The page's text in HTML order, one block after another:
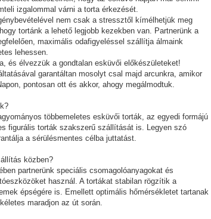
izgalommal várni a torta érkezését.
nem csak a stressztől kímélhetjük meg
tortánk a lehető legjobb kezekben van. Partnerünk a
maximális odafigyeléssel szállítja álmaink
lehessen.
és élvezzük a gondtalan esküvői előkészületeket!
garantáltan mosolyt csal majd arcunkra, amikor
pontosan ott és akkor, ahogy megálmodtuk.
többemeletes esküvői torták, az egyedi formájú
figurális torták szakszerű szállítását is. Legyen szó
a sérülésmentes célba juttatást.
közben?
partnerünk speciális csomagolóanyagokat és
használ. A tortákat stabilan rögzítik a
épségére is. Emellett optimális hőmérsékletet tartanak
maradjon az út során.